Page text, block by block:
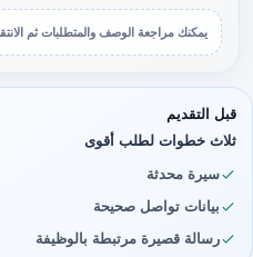
يمكنك مراجعة الوصف والمتطلبات ثم
قبل التقديم
ثلاث خطوات لطلب أقوى
سيرة محدثة
بيانات تواصل صحيحة
رسالة قصيرة مرتبطة بالوظيفة